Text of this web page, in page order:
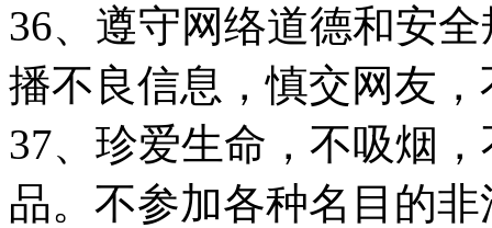
36、遵守网络道德和安
播不良信息，慎交网友
37、珍爱生命，不吸烟
品。不参加各种名目的